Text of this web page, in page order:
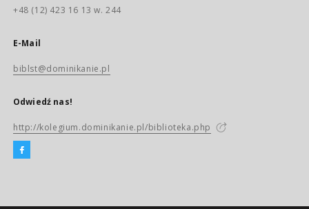
+48 (12) 423 16 13 w. 244
E-Mail
biblst@dominikanie.pl
Odwiedź nas!
http://kolegium.dominikanie.pl/biblioteka.php